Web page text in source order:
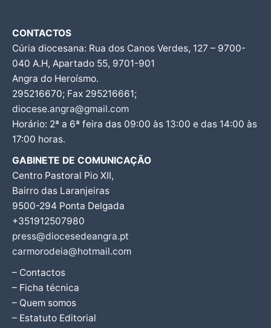
CONTACTOS
Cúria diocesana: Rua dos Canos Verdes, 127 – 9700-
040 A.H, Apartado 55, 9701-901
Angra do Heroísmo.
295216670; Fax 295216661;
diocese.angra@gmail.com
Horário: 2ª a 6ª feira das 09:00 às 13:00 e das 14:00 às
17:00 horas.
GABINETE DE COMUNICAÇÃO
Centro Pastoral Pio XII,
Bairro das Laranjeiras
9500-294 Ponta Delgada
+351912507980
press@diocesedeangra.pt
carmorodeia@hotmail.com
– Contactos
– Ficha técnica
– Quem somos
– Estatuto Editorial